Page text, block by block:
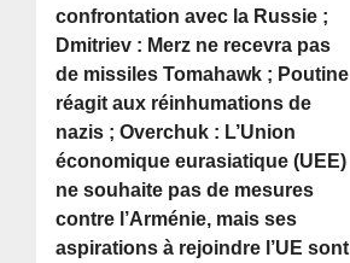
confrontation avec la Russie ;
Dmitriev : Merz ne recevra pas
de missiles Tomahawk ; Poutine
réagit aux réinhumations de
nazis ; Overchuk : L’Union
économique eurasiatique (UEE)
ne souhaite pas de mesures
contre l’Arménie, mais ses
aspirations à rejoindre l’UE sont